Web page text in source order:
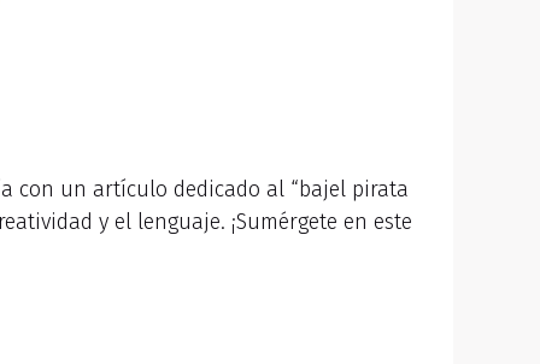
con un artículo dedicado al “bajel pirata
y el lenguaje. ¡Sumérgete en este